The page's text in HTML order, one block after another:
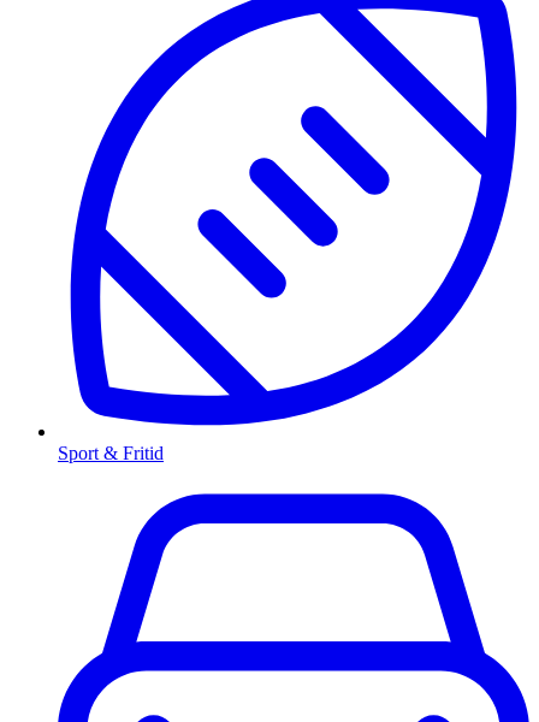
Sport & Fritid